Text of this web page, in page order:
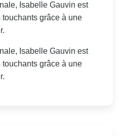
Isabelle Gauvin est
grâce à une
Isabelle Gauvin est
grâce à une